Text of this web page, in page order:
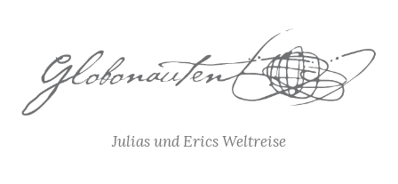
Inhalt
Julias und Erics Weltreise